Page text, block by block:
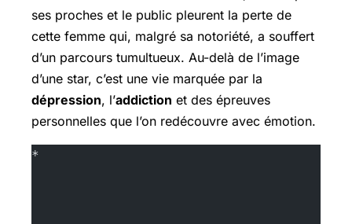
ses proches et le public pleurent la perte de
cette femme qui, malgré sa notoriété, a souffert
d’un parcours tumultueux. Au-delà de l’image
d’une star, c’est une vie marquée par la
dépression, l’addiction et des épreuves
personnelles que l’on redécouvre avec émotion.
*